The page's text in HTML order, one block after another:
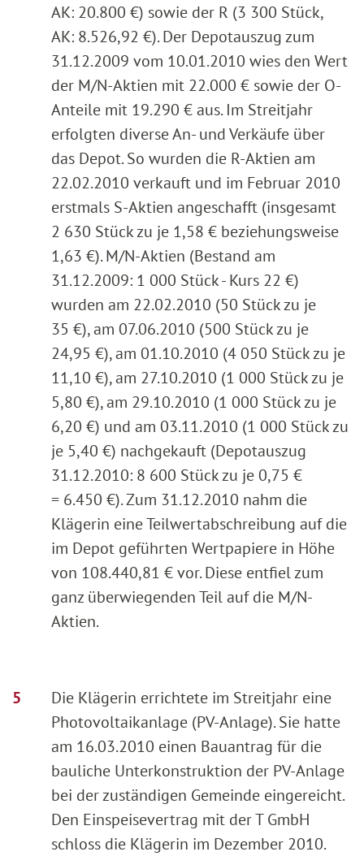
AK: 20.800 €) sowie der R (3 300 Stück,
AK: 8.526,92 €). Der Depotauszug zum
31.12.2009 vom 10.01.2010 wies den Wert
der M/N-Aktien mit 22.000 € sowie der O-
Anteile mit 19.290 € aus. Im Streitjahr
erfolgten diverse An- und Verkäufe über
das Depot. So wurden die R-Aktien am
22.02.2010 verkauft und im Februar 2010
erstmals S-Aktien angeschafft (insgesamt
2 630 Stück zu je 1,58 € beziehungsweise
1,63 €). M/N-Aktien (Bestand am
31.12.2009: 1 000 Stück - Kurs 22 €)
wurden am 22.02.2010 (50 Stück zu je
35 €), am 07.06.2010 (500 Stück zu je
24,95 €), am 01.10.2010 (4 050 Stück zu je
11,10 €), am 27.10.2010 (1 000 Stück zu je
5,80 €), am 29.10.2010 (1 000 Stück zu je
6,20 €) und am 03.11.2010 (1 000 Stück zu
je 5,40 €) nachgekauft (Depotauszug
31.12.2010: 8 600 Stück zu je 0,75 €
= 6.450 €). Zum 31.12.2010 nahm die
Klägerin eine Teilwertabschreibung auf die
im Depot geführten Wertpapiere in Höhe
von 108.440,81 € vor. Diese entfiel zum
ganz überwiegenden Teil auf die M/N-
Aktien.
Die Klägerin errichtete im Streitjahr eine
Photovoltaikanlage (PV-Anlage). Sie hatte
am 16.03.2010 einen Bauantrag für die
bauliche Unterkonstruktion der PV-Anlage
bei der zuständigen Gemeinde eingereicht.
Den Einspeisevertrag mit der T GmbH
schloss die Klägerin im Dezember 2010.